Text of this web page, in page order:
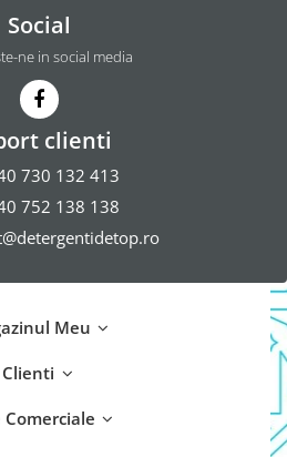
Glade
Air Wick
Social
ne in social media
clienti
730 132 413
752 138 138
Meu
Clienti
Comerciale